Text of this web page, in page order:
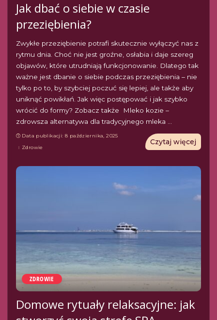
Jak dbać o siebie w czasie
przeziębienia?
Zwykłe przeziębienie potrafi skutecznie wyłączyć nas z
rytmu dnia. Choć nie jest groźne, osłabia i daje szereg
objawów, które utrudniają funkcjonowanie. Dlatego tak
ważne jest dbanie o siebie podczas przeziębienia – nie
tylko po to, by szybciej poczuć się lepiej, ale także aby
uniknąć powikłań. Jak więc postępować i jak szybko
wrócić do formy? Zobacz także Mleko kozie –
zdrowsza alternatywa dla tradycyjnego mleka ...
Data publikacji: 8 października, 2025
Zdrowie
Czytaj więcej
ZDROWIE
Domowe rytuały relaksacyjne: jak